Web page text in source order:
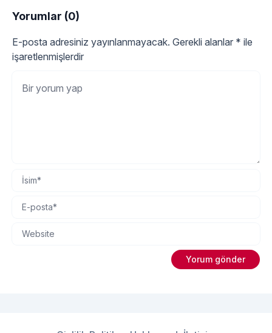
Peki, yüzü nemlendirmek için en doğal yöntemler
nelerdir? Su İçmek:
Yorumlar (0)
E-posta adresiniz yayınlanmayacak. Gerekli alanlar * ile
işaretlenmişlerdir